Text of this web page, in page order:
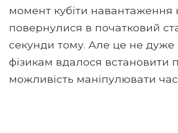
момент кубіти навантаження
повернулися в початковий
секунди тому. Але це не дуже
фізикам вдалося встановити
можливість маніпулювати